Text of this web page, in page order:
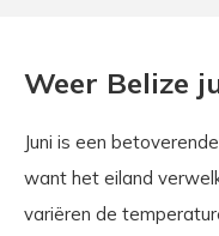
Weer Belize
Juni is een
want het eiland
variëren de